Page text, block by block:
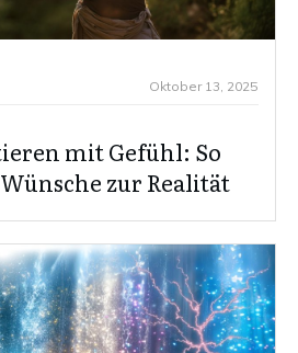
Oktober 13, 2025
mit Gefühl: So
zur Realität